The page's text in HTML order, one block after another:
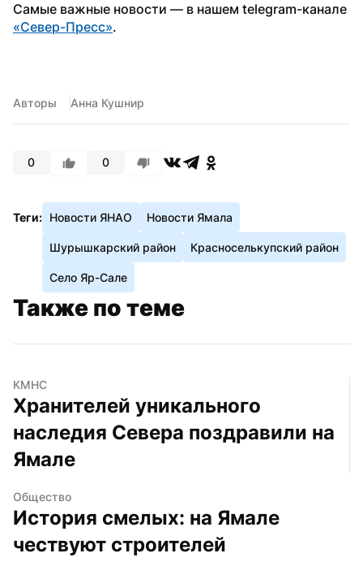
«Север-Пресс».
Авторы Анна Кушнир
0 0
Теги: Новости ЯНАО Новости Ямала
Шурышкарский район Красноселькупский район
Село Яр-Сале
Также по теме
КМНС
Хранителей уникального
наследия Севера поздравили на
Ямале
Общество
История смелых: на Ямале
чествуют строителей